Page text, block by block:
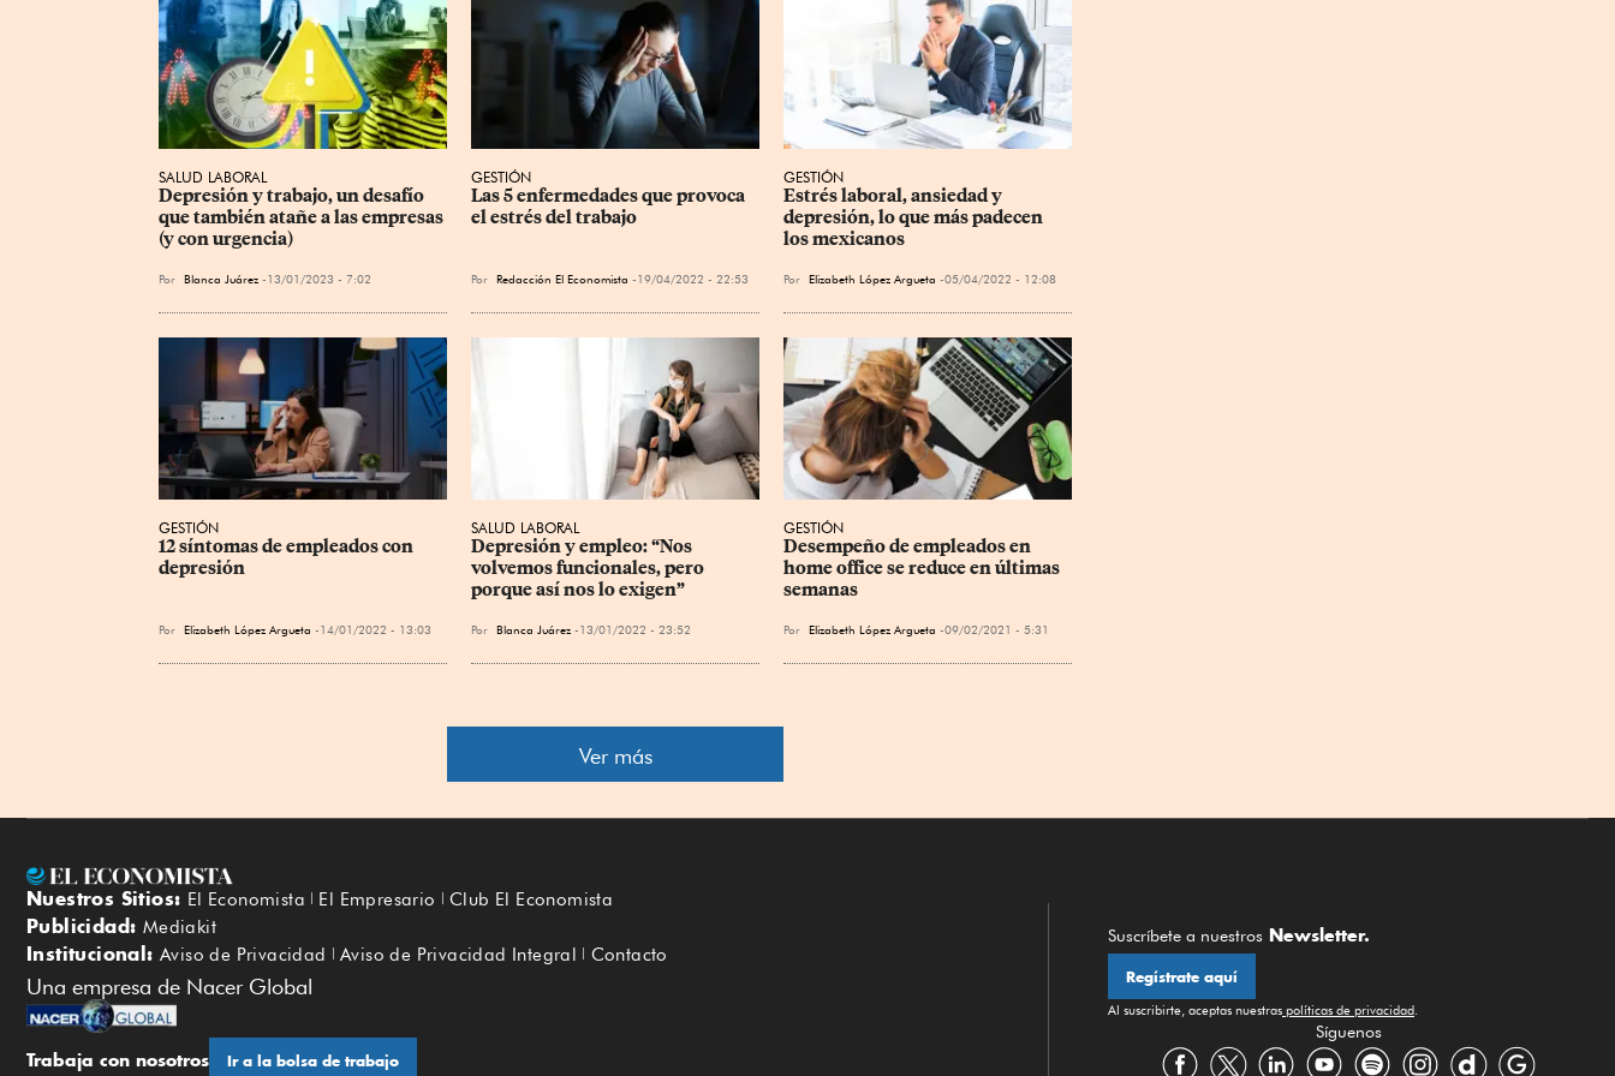
SALUD LABORAL
Depresión y trabajo, un desafío
que también atañe a las empresas
(y con urgencia)
Por Blanca Juárez 13/01/2023 - 7:02
GESTIÓN
Las 5 enfermedades que provoca
el estrés del trabajo
Por Redacción El Economista 19/04/2022 - 22:53
GESTIÓN
Estrés laboral, ansiedad y
depresión, lo que más padecen
los mexicanos
Por Elizabeth López Argueta 05/04/2022 - 12:08
GESTIÓN
12 síntomas de empleados con
depresión
Por Elizabeth López Argueta 14/01/2022 - 13:03
SALUD LABORAL
Depresión y empleo: “Nos
volvemos funcionales, pero
porque así nos lo exigen”
Por Blanca Juárez 13/01/2022 - 23:52
GESTIÓN
Desempeño de empleados en
home office se reduce en últimas
semanas
Por Elizabeth López Argueta 09/02/2021 - 5:31
Ver más
Nuestros Sitios: El Economista El Empresario Club El Economista
Publicidad: Mediakit
Institucional: Aviso de Privacidad Aviso de Privacidad Integral Contacto
Una empresa de Nacer Global
Trabaja con nosotros Ir a la bolsa de trabajo
Suscríbete a nuestros Newsletter.
Regístrate aquí
Al suscribirte, aceptas nuestras políticas de privacidad
Síguenos